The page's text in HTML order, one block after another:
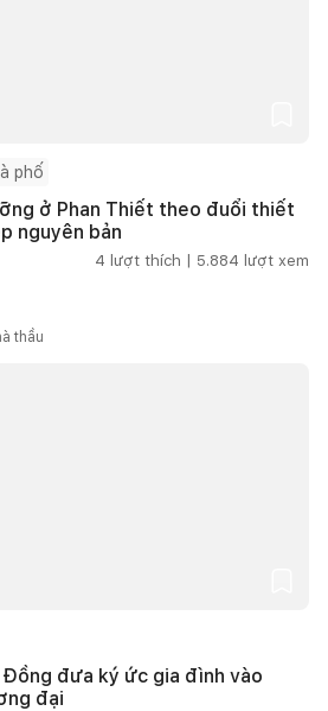
phố
ở Phan Thiết theo đuổi thiết
nguyên bản
4 lượt thích | 5.884 lượt xem
thầu
Đồng đưa ký ức gia đình vào
đại